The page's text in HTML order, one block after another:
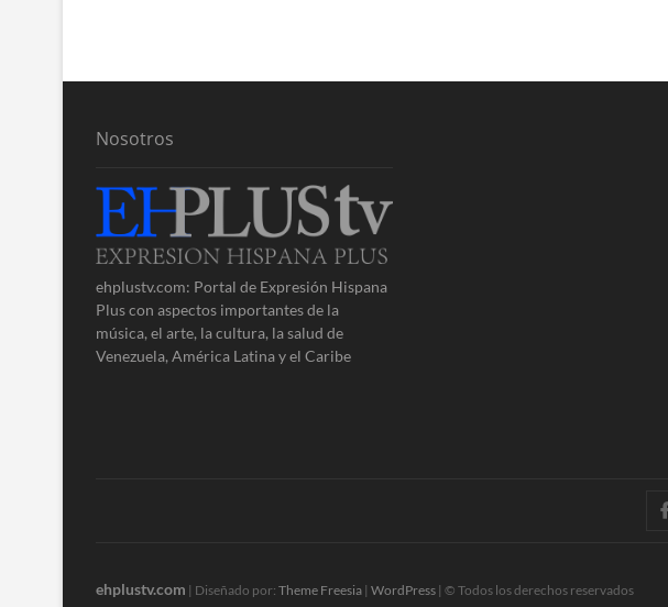
Nosotros
ehplustv.com: Portal de Expresión Hispana
Plus con aspectos importantes de la
música, el arte, la cultura, la salud de
Venezuela, América Latina y el Caribe
ehplustv.com | Diseñado por: Theme Freesia | WordPress | © Todos los derechos reservados